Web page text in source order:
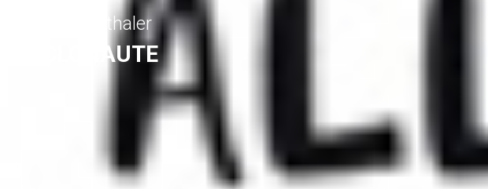
Claude Marthaler
CYCLONAUTE